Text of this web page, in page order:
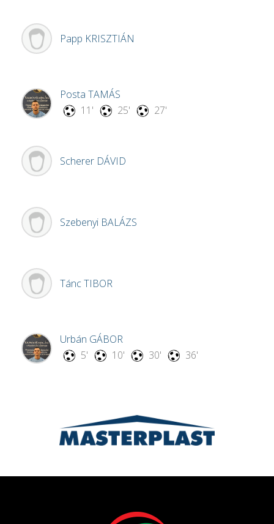
Papp KRISZTIÁN
Posta TAMÁS
11'
25' 27'
Scherer DÁVID
Szebenyi BALÁZS
TáncTIBOR
Urbán GÁBOR
5'
10' 30' 36'